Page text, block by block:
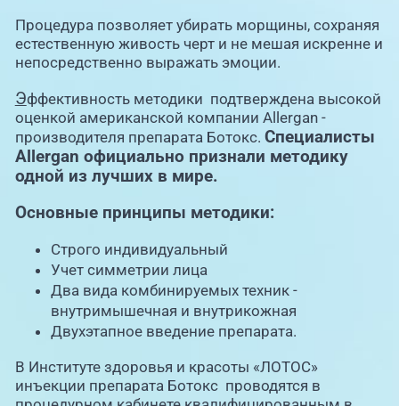
Процедура позволяет убирать морщины, сохраняя
естественную живость черт и не мешая искренне и
непосредственно выражать эмоции.
Эффективность методики подтверждена высокой
оценкой американской компании Allergan -
производителя препарата Ботокс. Специалисты
Allergan официально признали методику
одной из лучших в мире.
Основные принципы методики:
Строго индивидуальный
Учет симметрии лица
Два вида комбинируемых техник -
внутримышечная и внутрикожная
Двухэтапное введение препарата.
В Институте здоровья и красоты «ЛОТОС»
инъекции препарата Ботокс проводятся в